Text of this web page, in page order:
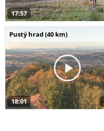
17:57
Pustý hrad (40 km)
18:01